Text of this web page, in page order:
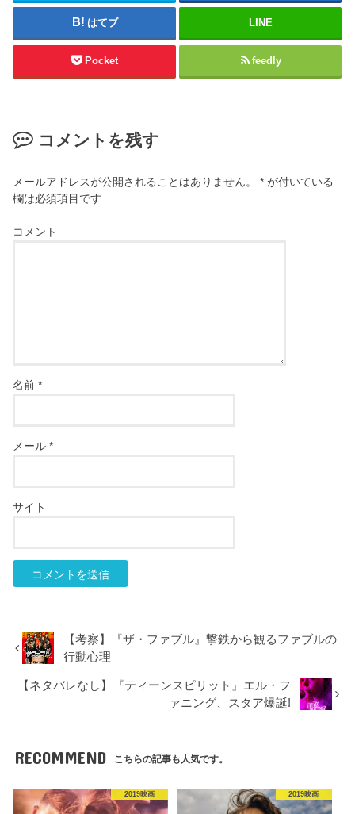
はてブ LINE
Pocket feedly
コメントを残す
メールアドレスが公開されることはありません。 * が付いている
欄は必須項目です
コメント
名前*
メール*
サイト
【考察】『ザ・ファブル』撃鉄から観るファブルの
行動心理
【ネタバレなし】『ティーンスピリット』エル・フ
ァニング、スタア爆誕!
RECOMMEND こちらの記事も人気です。
2019映画 2019映画